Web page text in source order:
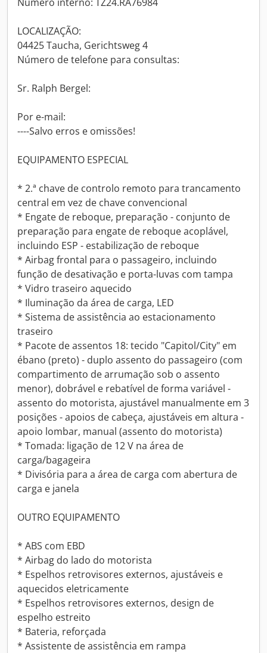
LOCALIZAÇÃO:
04425 Taucha, Gerichtsweg 4
Número de telefone para consultas:
Sr. Ralph Bergel:
Por e-mail:
----Salvo erros e omissões!
EQUIPAMENTO ESPECIAL
* 2.ª chave de controlo remoto para trancamento
central em vez de chave convencional
* Engate de reboque, preparação - conjunto de
preparação para engate de reboque acoplável,
incluindo ESP - estabilização de reboque
* Airbag frontal para o passageiro, incluindo
função de desativação e porta-luvas com tampa
* Vidro traseiro aquecido
* Iluminação da área de carga, LED
* Sistema de assistência ao estacionamento
traseiro
* Pacote de assentos 18: tecido "Capitol/City" em
ébano (preto) - duplo assento do passageiro (com
compartimento de arrumação sob o assento
menor), dobrável e rebatível de forma variável -
assento do motorista, ajustável manualmente em 3
posições - apoios de cabeça, ajustáveis em altura -
apoio lombar, manual (assento do motorista)
* Tomada: ligação de 12 V na área de
carga/bagageira
* Divisória para a área de carga com abertura de
carga e janela
OUTRO EQUIPAMENTO
* ABS com EBD
* Airbag do lado do motorista
* Espelhos retrovisores externos, ajustáveis e
aquecidos eletricamente
* Espelhos retrovisores externos, design de
espelho estreito
* Bateria, reforçada
* Assistente de assistência em rampa